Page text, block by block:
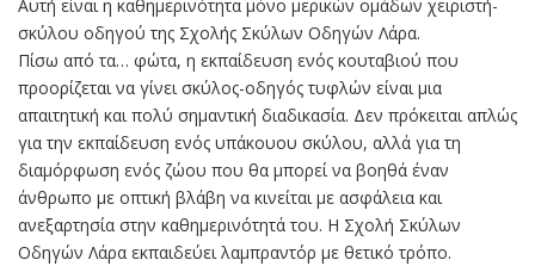
Αυτή είναι η καθημερινότητα μόνο μερικών ομάδων χειριστή-
σκύλου οδηγού της Σχολής Σκύλων Οδηγών Λάρα.
Πίσω από τα… φώτα, η εκπαίδευση ενός κουταβιού που
προορίζεται να γίνει σκύλος-οδηγός τυφλών είναι μια
απαιτητική και πολύ σημαντική διαδικασία. Δεν πρόκειται απλώς
για την εκπαίδευση ενός υπάκουου σκύλου, αλλά για τη
διαμόρφωση ενός ζώου που θα μπορεί να βοηθά έναν
άνθρωπο με οπτική βλάβη να κινείται με ασφάλεια και
ανεξαρτησία στην καθημερινότητά του. Η Σχολή Σκύλων
Οδηγών Λάρα εκπαιδεύει λαμπραντόρ με θετικό τρόπο.